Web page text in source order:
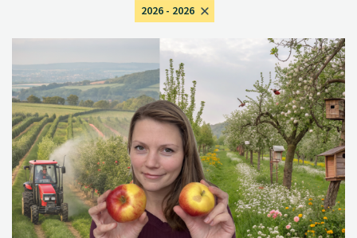
2026 - 2026